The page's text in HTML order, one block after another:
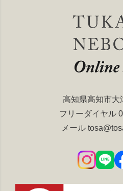
高知県高知市大
フリーダイヤル
メール